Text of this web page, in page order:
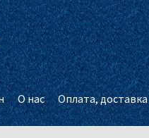
О нас Оплата, доставка